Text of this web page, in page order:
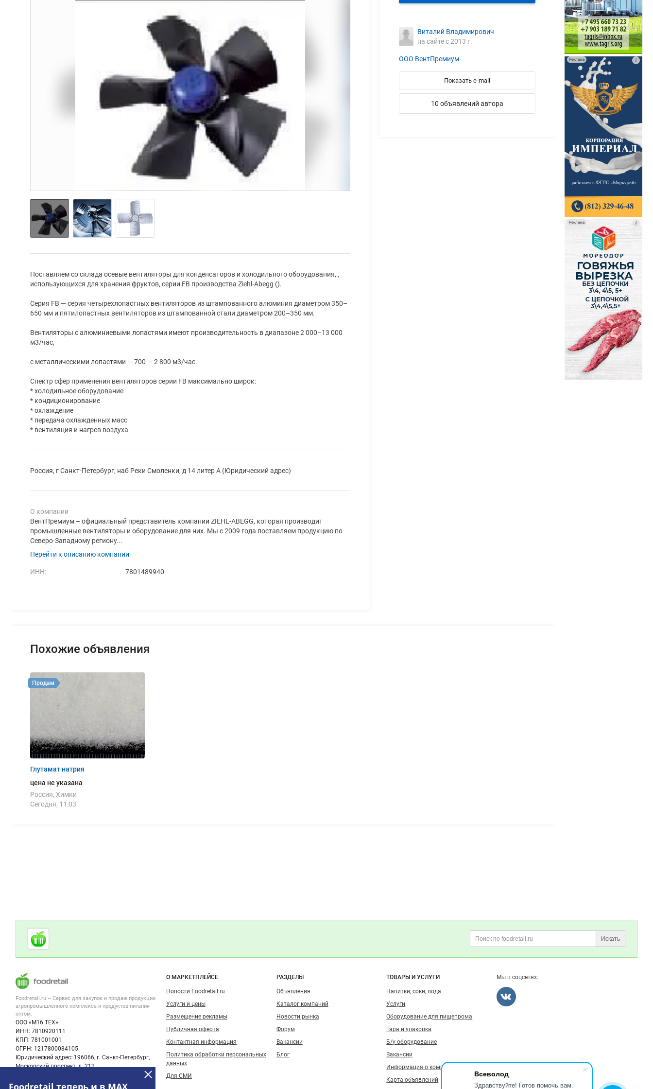
Всеволод
Здравствуйте! Готов помочь вам.
Поставляем со склада осевые вентиляторы для конденсаторов и холодильного оборудования, ,
использующихся для хранения фруктов, серии FB производства Ziehl-Abegg ().
Серия FB — серия четырехлопастных вентиляторов из штампованного алюминия диаметром 350–
650 мм и пятилопастных вентиляторов из штампованной стали диаметром 200–350 мм.
Вентиляторы с алюминиевыми лопастями имеют производительность в диапазоне 2 000–13 000
м3/час,
с металлическими лопастями — 700 — 2 800 м3/час.
Спектр сфер применения вентиляторов серии FB максимально широк:
* холодильное оборудование
* кондиционирование
* охлаждение
* передача охлажденных масс
* вентиляция и нагрев воздуха
Россия, г Санкт-Петербург, наб Реки Смоленки, д 14 литер А (Юридический адрес)
О компании
ВентПремиум – официальный представитель компании ZIEHL-ABEGG, которая производит
промышленные вентиляторы и оборудование для них. Мы с 2009 года поставляем продукцию по
Северо-Западному региону...
Перейти к описанию компании
ИНН: 7801489940
Виталий Владимирович
на сайте с 2013 г.
ООО ВентПремиум
Показать e-mail
10 объявлений автора
Похожие объявления
Глутамат натрия
цена не указана
Россия, Химки
Сегодня, 11:03
Продам
Реклама i
Реклама i
Foodretail теперь и в MAX
Дополнительная информация
Искать
Cсылки на полезные проекты
Foodretail.ru
— продукты
Важные разделы и контакты
Foodretail.ru – Сервис для закупок и продаж продукции
агропромышленного комплекса и продуктов питания
оптом.
ООО «М16.ТЕХ»
ИНН: 7810920111
КПП: 781001001
ОГРН: 1217800084105
Юридический адрес: 196066, г. Санкт-Петербург,
Московский проспект, д. 212
Навигация по сайту
О МАРКЕТПЛЕЙСЕ
Новости Foodretail.ru
Услуги и цены
Размещение рекламы
Публичная оферта
Контактная информация
Политика обработки персональных
данных
Для СМИ
РАЗДЕЛЫ
Объявления
Каталог компаний
Новости рынка
Форум
Вакансии
Блог
ТОВАРЫ И УСЛУГИ
Напитки, соки, вода
Услуги
Оборудование для пищепрома
Тара и упаковка
Б/у оборудование
Вакансии
Информация о компаниях
Карта объявлений
Мы в соцсетях: